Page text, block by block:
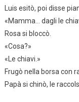
Luis esitò, poi disse
«Mamma… dagli le
Rosa si bloccò.
«Cosa?»
«Le chiavi.»
Frugò nella borsa con
Papà si chinò, le